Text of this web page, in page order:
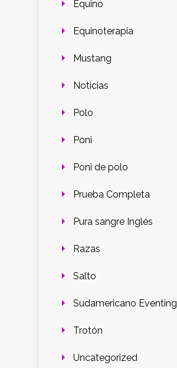
Equino
Equinoterapia
Mustang
Noticias
Polo
Poni
Poni de polo
Prueba Completa
Pura sangre Inglés
Razas
Salto
Sudamericano Eventing
Trotón
Uncategorized